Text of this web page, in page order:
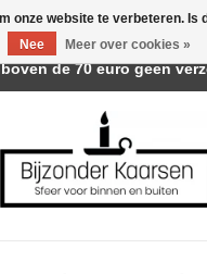
onze website te verbeteren. Is
Nee
Meer over cookies »
bij Trotz Woon & Cadeau
de 70 euro geen